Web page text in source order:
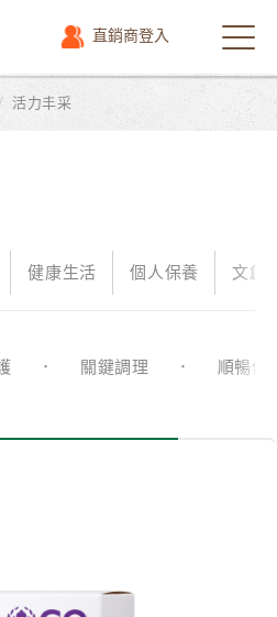
直銷商登入
選
單
/ 活力丰采
健康生活 個人保養 文創
關鍵調理 順暢保